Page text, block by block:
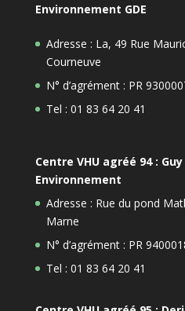
Environnement GDE
Adresse : La, 49 Rue
Courneuve
N° d’agrément : PR
Tel : 01 83 64 20 41
Centre VHU agréé 94 :
Environnement
Adresse : Rue du pond
Marne
N° d’agrément : PR
Tel : 01 83 64 20 41